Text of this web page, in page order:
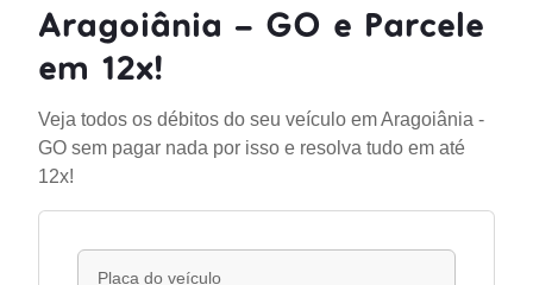
Aragoiânia - GO e Parcele
em 12x!
Veja todos os débitos do seu veículo em Aragoiânia -
GO sem pagar nada por isso e resolva tudo em até
12x!